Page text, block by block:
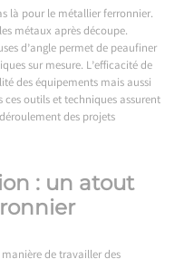
là pour le métallier ferronnier.
métaux après découpe.
d’angle permet de peaufiner
sur mesure. L’efficacité de
des équipements mais aussi
outils et techniques assurent
des projets
: un atout